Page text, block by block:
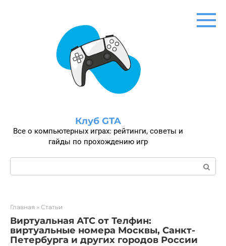
Клуб GTA
Все о компьютерных играх: рейтинги, советы и
гайды по прохождению игр
Поиск:
Главная » Статьи
Виртуальная АТС от Телфин:
виртуальные номера Москвы, Санкт-
Петербурга и других городов России